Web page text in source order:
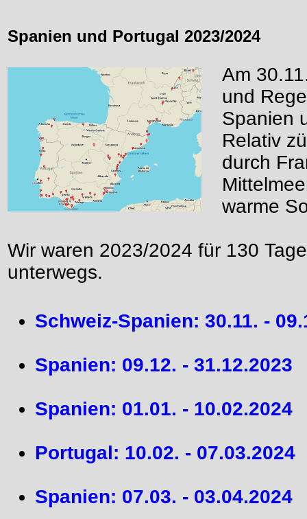
Spanien und Portugal 2023/2024
Am
und
Spanien
Relativ
durch
warme
Wir waren 2023/2024 für 130
unterwegs.
Schweiz-Spanien: 30.11. -
Spanien: 09.12. - 31.12.2023
Spanien: 01.01. - 10.02.2024
Portugal: 10.02. - 07.03.2024
Spanien: 07.03. - 03.04.2024